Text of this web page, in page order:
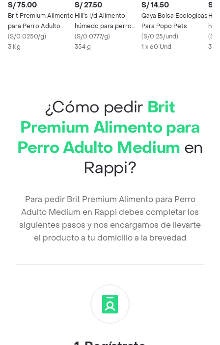
S/ 75.00
Brit Premium Alimento
para Perro Adulto
Sensitive
Cordero/Arroz
(S/0.0250/g)
3 Kg
S/ 27.50
Hill's i/d Alimento
húmedo para perro
Cuidado Digestivo
354g
(S/0.0777/g)
354 g
S/ 14.50
Qaya Bolsa Ecologicas
Para Popo Pets
(S/0.25/und)
1 x 60 Und
S/
(S/
¿Cómo pedir Brit
Premium Alimento para
Perro Adulto Medium en
Rappi?
Para pedir Brit Premium Alimento para Perro
Adulto Medium en Rappi debes completar los
siguientes pasos y nos encargamos de llevarte
el producto a tu domicilio a la brevedad